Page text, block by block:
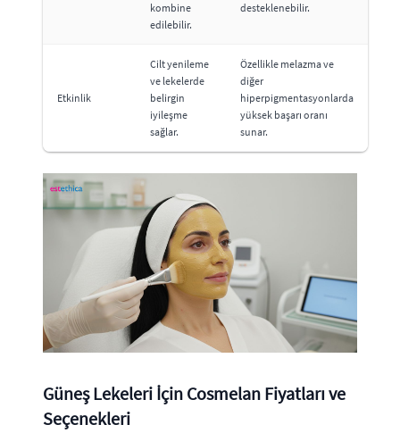
kombine
edilebilir.
desteklenebilir.
Etkinlik
Cilt yenileme
ve lekelerde
belirgin
iyileşme
sağlar.
Özellikle melazma ve
diğer
hiperpigmentasyonlarda
yüksek başarı oranı
sunar.
Güneş Lekeleri İçin Cosmelan Fiyatları ve
Seçenekleri